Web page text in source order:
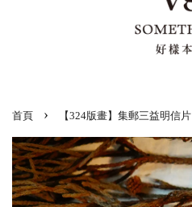
首頁 › 【324版畫】集郵三益明信片